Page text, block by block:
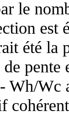
le
est
été la
Wh/Wc